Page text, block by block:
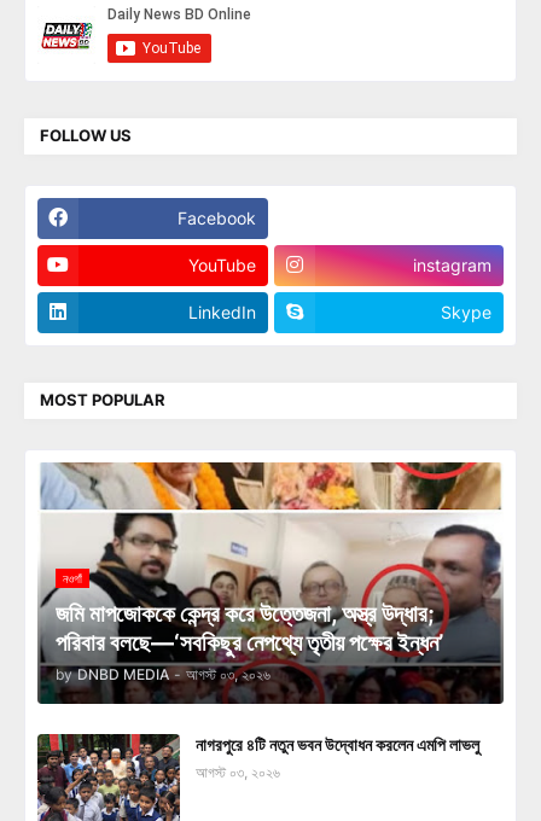
FOLLOW US
Facebook
YouTube instagram
LinkedIn Skype
MOST POPULAR
নওগাঁ
জমি মাপজোককে কেন্দ্র করে উত্তেজনা, অস্ত্র উদ্ধার;
পরিবার বলছে—‘সবকিছুর নেপথ্যে তৃতীয় পক্ষের ইন্ধন’
by DNBD MEDIA - আগস্ট ০৩, ২০২৬
নাগরপুরে ৪টি নতুন ভবন উদ্বোধন করলেন এমপি লাভলু
আগস্ট ০৩, ২০২৬